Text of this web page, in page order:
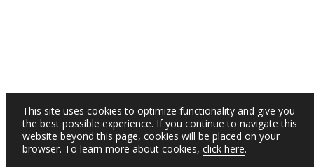
This site uses cookies to optimize functionality and give you
the best possible experience. If you continue to navigate this
website beyond this page, cookies will be placed on your
browser. To learn more about cookies, click here.